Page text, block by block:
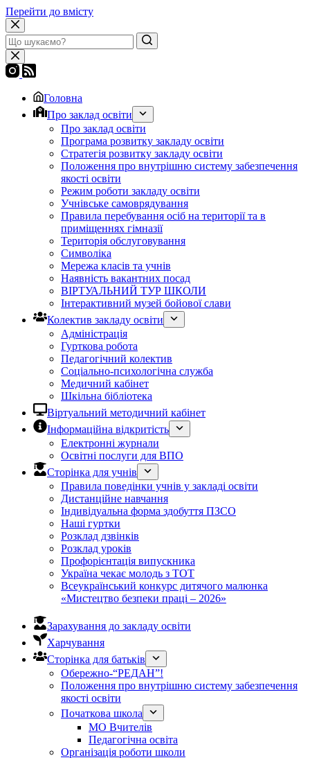
Перейти до вмісту
Головна
Про заклад освіти
Про заклад освіти
Програма розвитку закладу освіти
Стратегія розвитку закладу освіти
Положення про внутрішню систему забезпечення
якості освіти
Режим роботи закладу освіти
Учнівське самоврядування
Правила перебування осіб на території та в
приміщеннях гімназії
Територія обслуговування
Символіка
Мережа класів та учнів
Наявність вакантних посад
ВІРТУАЛЬНИЙ ТУР ШКОЛИ
Інтерактивний музей бойової слави
Колектив закладу освіти
Адміністрація
Гурткова робота
Педагогічний колектив
Соціально-психологічна служба
Медичний кабінет
Шкільна бібліотека
Віртуальний методичний кабінет
Інформаційна відкритість
Електронні журнали
Освітні послуги для ВПО
Сторінка для учнів
Правила поведінки учнів у закладі освіти
Дистанційне навчання
Індивідуальна форма здобуття ПЗСО
Наші гуртки
Розклад дзвінків
Розклад уроків
Профорієнтація випускника
Україна чекає молодь з ТОТ
Всеукраїнський конкурс дитячого малюнка
«Мистецтво безпеки праці – 2026»
Зарахування до закладу освіти
Харчування
Сторінка для батьків
Обережно-“РЕДАН”!
Положення про внутрішню систему забезпечення
якості освіти
Початкова школа
МО Вчителів
Педагогічна освіта
Організація роботи школи